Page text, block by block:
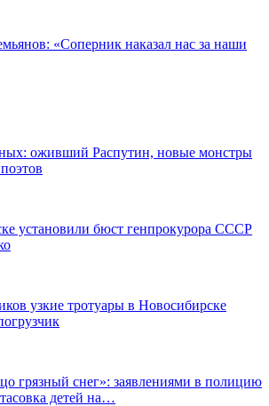
«Соперник наказал нас за наши
оживший Распутин, новые монстры
установили бюст генпрокурора СССР
узкие тротуары в Новосибирске
грязный снег»: заявлениями в полицию
детей на…